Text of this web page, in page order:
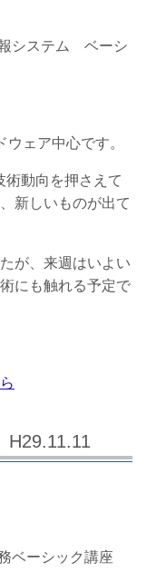
システム ベーシ
ェア中心です。
動向を押さえて
新しいものが出て
が、来週はいよい
にも触れる予定で
ーシック講座